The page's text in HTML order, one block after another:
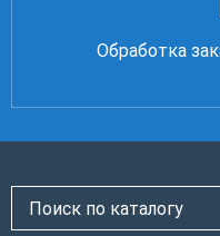
Обработка